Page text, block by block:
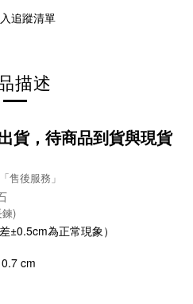
追蹤清單
描述
貨，待商品到貨與現貨
售後服務」
)
±0.5cm為正常現象）
cm